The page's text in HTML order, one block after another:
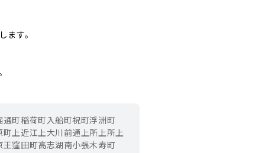
す。
通町稲荷町入船町祝町浮洲町
町上近江上大川前通上所上所上
王窪田町高志湖南小張木寿町